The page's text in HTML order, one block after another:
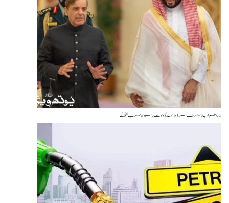
شہباز شریف سعودی ولی عہد کی دعوت پر سعودی عرب پہنچ گئے